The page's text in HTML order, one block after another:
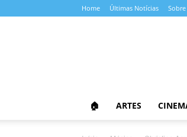
Home Últimas Notícias Sobre
🏠 ARTES